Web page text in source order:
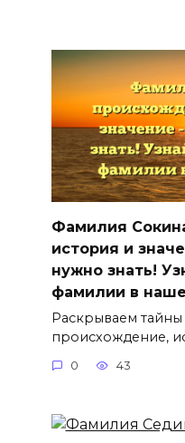
Фамилия
история и
нужно знать!
фамилии в
Раскрываем
происхождение,
0 43